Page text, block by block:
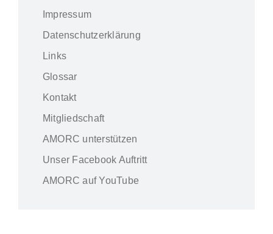
Impressum
Datenschutzerklärung
Links
Glossar
Kontakt
Mitgliedschaft
AMORC unterstützen
Unser Facebook Auftritt
AMORC auf YouTube